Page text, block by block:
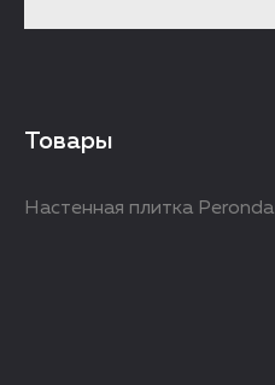
Товары
Настенная плитка Peronda